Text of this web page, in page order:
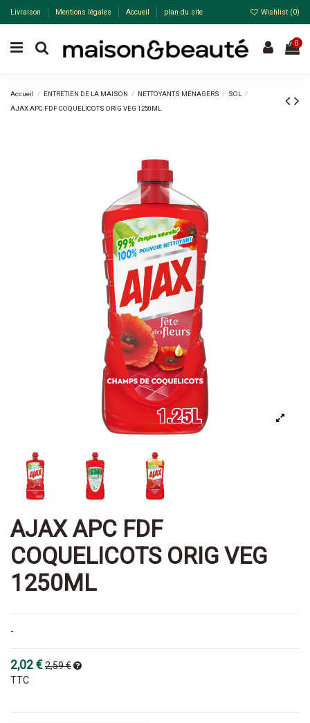
Livraison Mentions légales Accueil plan du site Wishlist (0)
0
Accueil ENTRETIEN DE LA MAISON NETTOYANTS MÉNAGERS
SOL
AJAX APC FDF COQUELICOTS ORIG VEG 1250ML
AJAX APC FDF
COQUELICOTS ORIG VEG
1250ML
-
2,02 €2,59 €
TTC